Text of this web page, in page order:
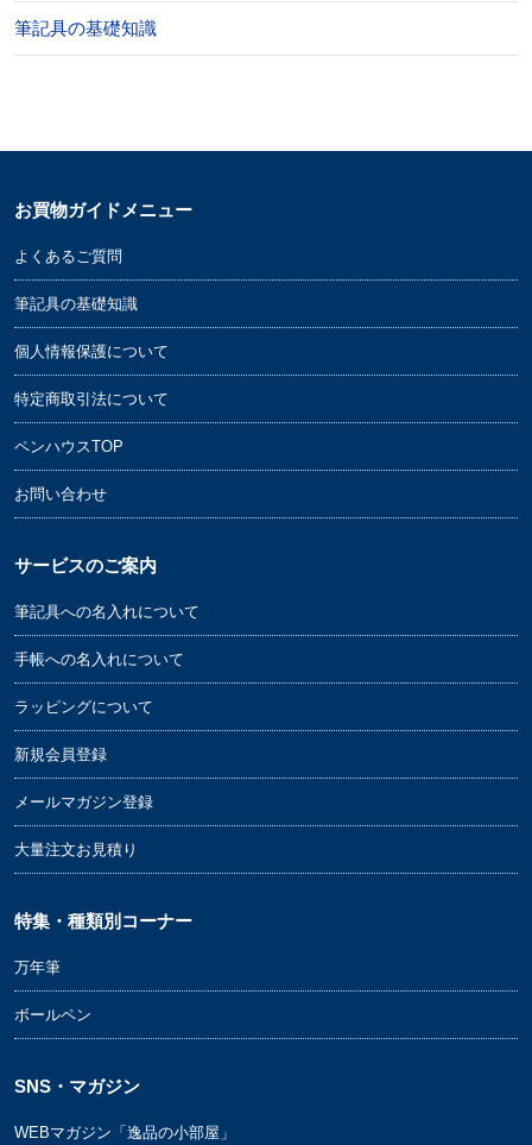
筆記具の基礎知識
お買物ガイドメニュー
よくあるご質問
筆記具の基礎知識
個人情報保護について
特定商取引法について
ペンハウスTOP
お問い合わせ
サービスのご案内
筆記具への名入れについて
手帳への名入れについて
ラッピングについて
新規会員登録
メールマガジン登録
大量注文お見積り
特集・種類別コーナー
万年筆
ボールペン
SNS・マガジン
WEBマガジン「逸品の小部屋」